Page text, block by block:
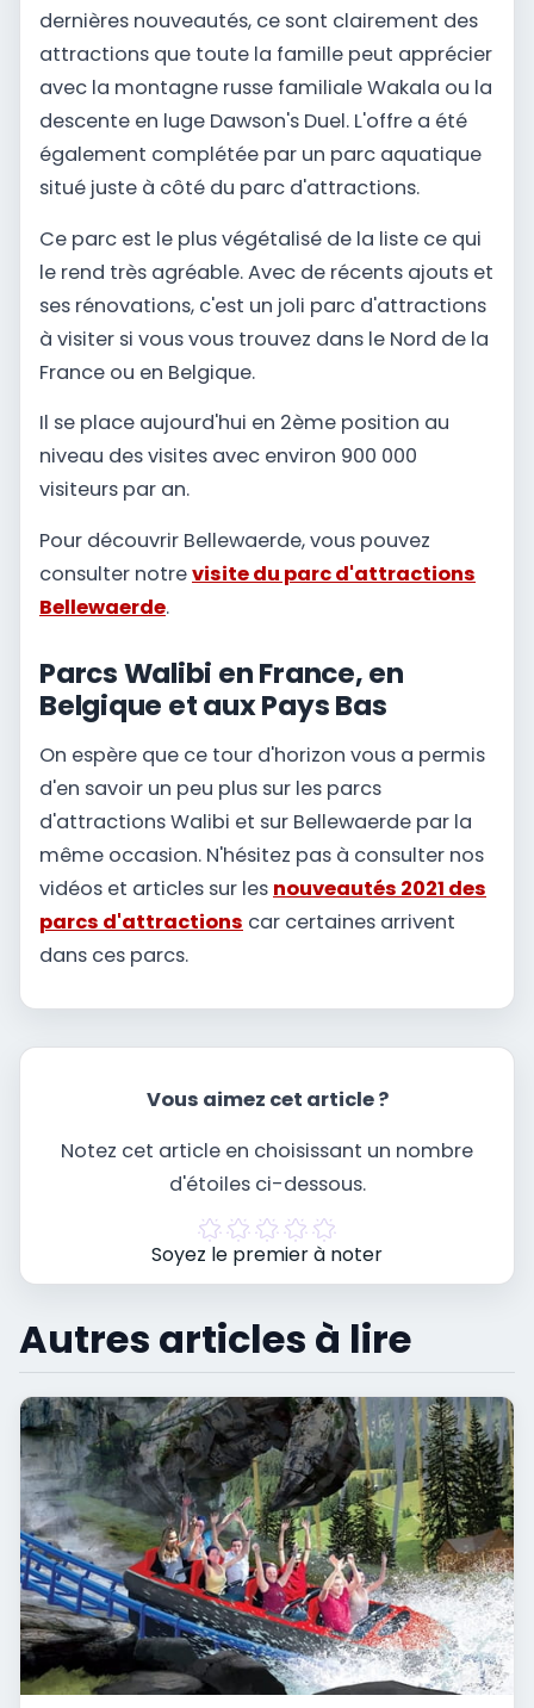
dernières nouveautés, ce sont clairement des
attractions que toute la famille peut apprécier
avec la montagne russe familiale Wakala ou la
descente en luge Dawson's Duel. L'offre a été
également complétée par un parc aquatique
situé juste à côté du parc d'attractions.
Ce parc est le plus végétalisé de la liste ce qui
le rend très agréable. Avec de récents ajouts et
ses rénovations, c'est un joli parc d'attractions
à visiter si vous vous trouvez dans le Nord de la
France ou en Belgique.
Il se place aujourd'hui en 2ème position au
niveau des visites avec environ 900 000
visiteurs par an.
Pour découvrir Bellewaerde, vous pouvez
consulter notrevisite du parc d'attractions
Bellewaerde.
Parcs Walibi en France, en
Belgique et aux Pays Bas
On espère que ce tour d'horizon vous a permis
d'en savoir un peu plus sur les parcs
d'attractions Walibi et sur Bellewaerde par la
même occasion. N'hésitez pas à consulter nos
vidéos et articles sur les nouveautés 2021 des
parcs d'attractions car certaines arrivent
dans ces parcs.
Vous aimez cet article ?
Notez cet article en choisissant un nombre
d'étoiles ci-dessous.
Soyez le premier à noter
Autres articles à lire